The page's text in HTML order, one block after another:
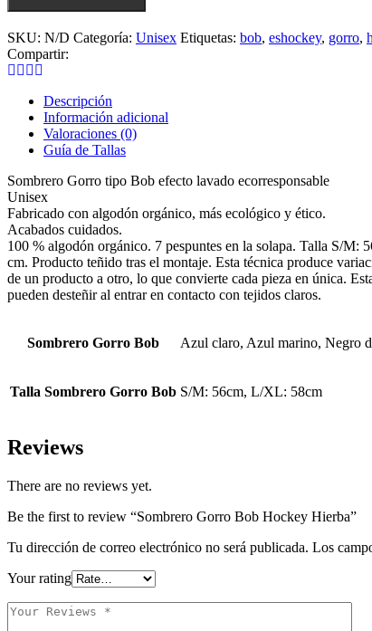
SKU: N/D Categoría: Unisex Etiquetas: bob, eshockey, gorro,
Compartir:
Descripción
Información adicional
Valoraciones (0)
Guía de Tallas
Sombrero Gorro tipo Bob efecto lavado ecorresponsable
Unisex
Fabricado con algodón orgánico, más ecológico y ético.
Acabados cuidados.
100 % algodón orgánico. 7 pespuntes en la solapa. Talla S/M:
cm. Producto teñido tras el montaje. Esta técnica produce
de un producto a otro, lo que convierte cada pieza en única.
pueden desteñir al entrar en contacto con tejidos claros.
Sombrero Gorro Bob Azul claro, Azul marino, Negro
Talla Sombrero Gorro Bob S/M: 56cm, L/XL: 58cm
Reviews
There are no reviews yet.
Be the first to review “Sombrero Gorro Bob Hockey Hierba”
Tu dirección de correo electrónico no será publicada. Los
Your rating